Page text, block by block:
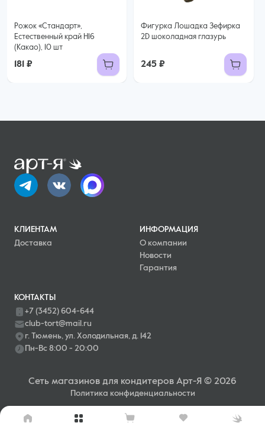
Рожок «Стандарт»,
Естественный край H16
(Какао), 10 шт
181 ₽
Фигурка Лошадка Зефирка
2D шоколадная глазурь
245 ₽
КЛИЕНТАМ
Доставка
ИНФОРМАЦИЯ
О компании
Новости
Гарантия
КОНТАКТЫ
+7 (3452) 604-644
club-tort@mail.ru
г. Тюмень, ул. Холодильная, д. 142
Пн-Вс 8:00 - 20:00
Сеть магазинов для кондитеров Арт-Я © 2026
Политика конфиденциальности